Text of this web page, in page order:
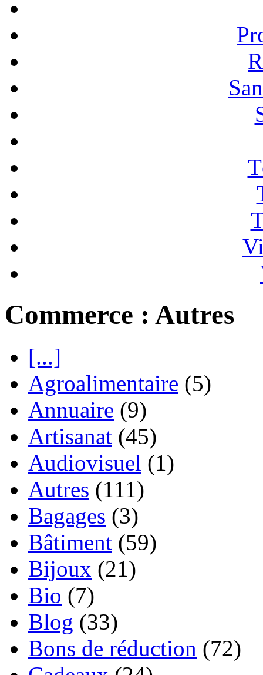
Commerce : Autres
[...]
Agroalimentaire (5)
Annuaire (9)
Artisanat (45)
Audiovisuel (1)
Autres (111)
Bagages (3)
Bâtiment (59)
Bijoux (21)
Bio (7)
Blog (33)
Bons de réduction (72)